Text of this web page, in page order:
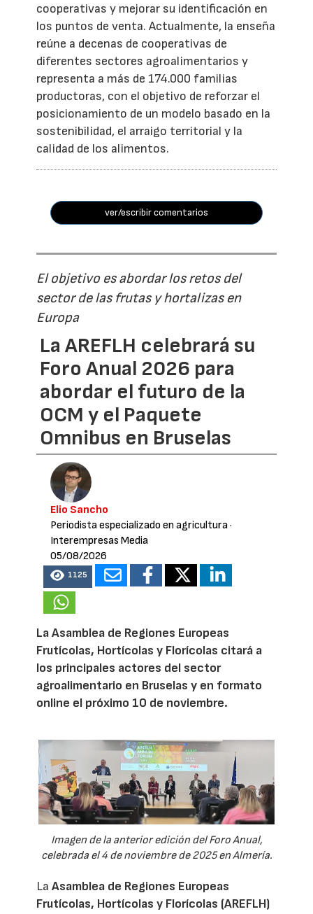
cooperativas y mejorar su identificación en
los puntos de venta. Actualmente, la enseña
reúne a decenas de cooperativas de
diferentes sectores agroalimentarios y
representa a más de 174.000 familias
productoras, con el objetivo de reforzar el
posicionamiento de un modelo basado en la
sostenibilidad, el arraigo territorial y la
calidad de los alimentos.
ver/escribir comentarios
El objetivo es abordar los retos del
sector de las frutas y hortalizas en
Europa
La AREFLH celebrará su
Foro Anual 2026 para
abordar el futuro de la
OCM y el Paquete
Omnibus en Bruselas
Elio Sancho
Periodista especializado en agricultura·
Interempresas Media
05/08/2026
1125
La Asamblea de Regiones Europeas
Frutícolas, Hortícolas y Florícolas citará a
los principales actores del sector
agroalimentario en Bruselas y en formato
online el próximo 10 de noviembre.
Imagen de la anterior edición del Foro Anual,
celebrada el 4 de noviembre de 2025 en Almería.
LaAsamblea de Regiones Europeas
Frutícolas, Hortícolas y Florícolas (AREFLH)